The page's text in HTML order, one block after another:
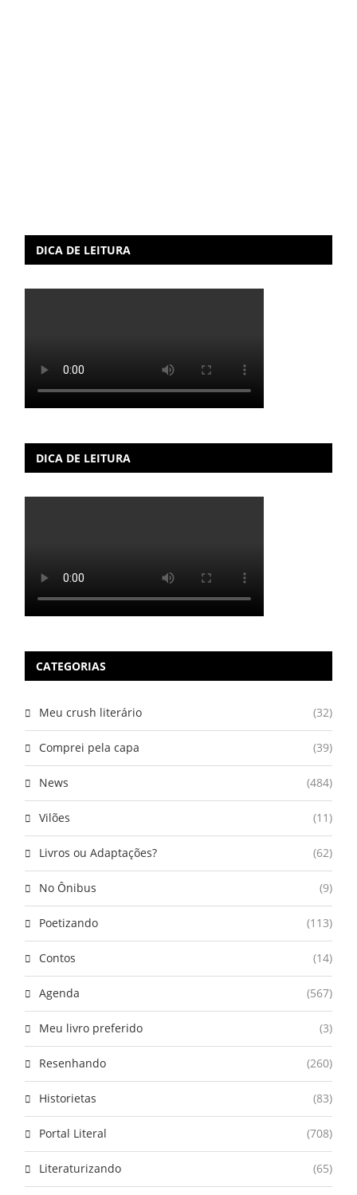
DICA DE LEITURA
DICA DE LEITURA
CATEGORIAS
Meu crush literário (32)
Comprei pela capa (39)
News (484)
Vilões (11)
Livros ou Adaptações? (62)
No Ônibus (9)
Poetizando (113)
Contos (14)
Agenda (567)
Meu livro preferido (3)
Resenhando (260)
Historietas (83)
Portal Literal (708)
Literaturizando (65)